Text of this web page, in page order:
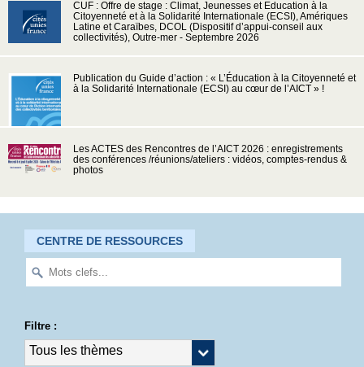
CUF : Offre de stage : Climat, Jeunesses et Education à la
Citoyenneté et à la Solidarité Internationale (ECSI), Amériques
Latine et Caraïbes, DCOL (Dispositif d’appui-conseil aux
collectivités), Outre-mer - Septembre 2026
Publication du Guide d’action : « L’Éducation à la Citoyenneté et
à la Solidarité Internationale (ECSI) au cœur de l’AICT » !
Les ACTES des Rencontres de l’AICT 2026 : enregistrements
des conférences /réunions/ateliers : vidéos, comptes-rendus &
photos
CENTRE DE RESSOURCES
Filtre :